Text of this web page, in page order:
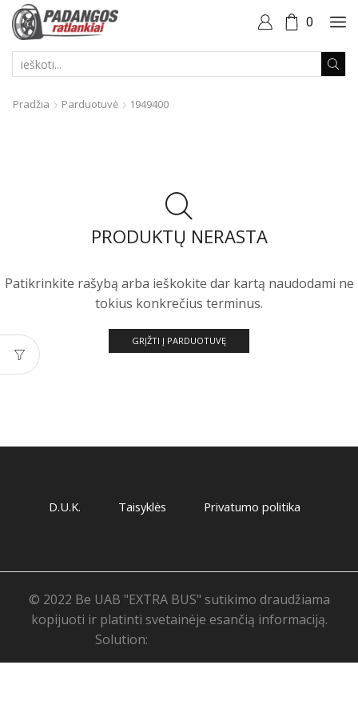
0
Pradžia Parduotuvė 1949400
PRODUKTŲ NERASTA
Patikrinkite rašybą arba ieškokite dar kartą naudodami ne
tokius konkrečius terminus.
GRĮŽTI Į PARDUOTUVĘ
D.U.K. Taisyklės Privatumo politika
© 2022 Be UAB "EXTRA BUS" sutikimo draudžiama
kopijuoti ir platinti svetainėje esančią informaciją.
Solution: